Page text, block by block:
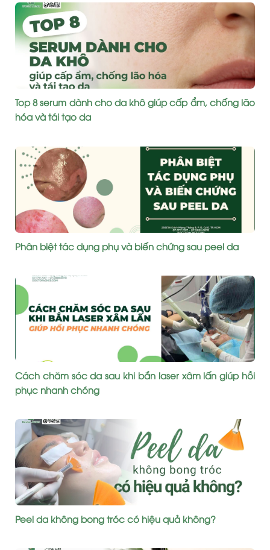
Top 8 serum dành cho da khô giúp cấp ẩm, chống lão
hóa và tái tạo da
Phân biệt tác dụng phụ và biến chứng sau peel da
Cách chăm sóc da sau khi bắn laser xâm lấn giúp hồi
phục nhanh chóng
Peel da không bong tróc có hiệu quả không?